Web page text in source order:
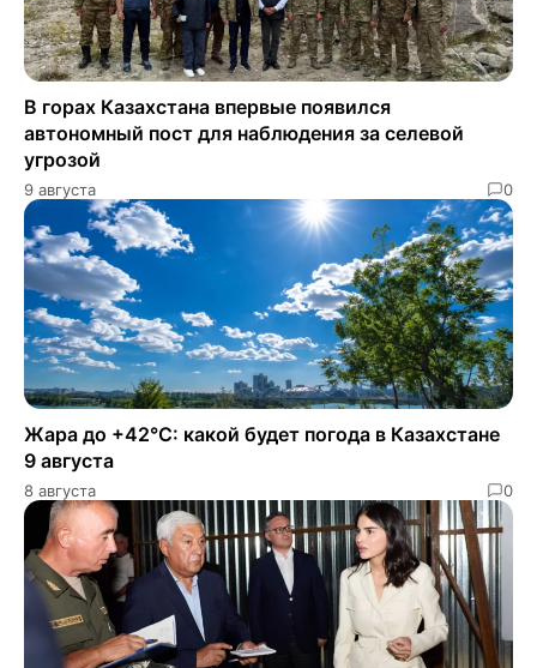
В горах Казахстана впервые появился
автономный пост для наблюдения за селевой
угрозой
9 августа 0
Жара до +42°C: какой будет погода в Казахстане
9 августа
8 августа 0